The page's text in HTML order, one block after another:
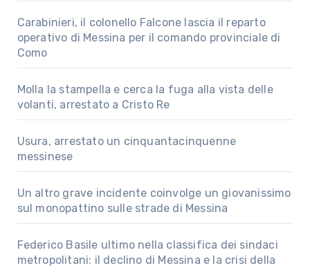
Carabinieri, il colonello Falcone lascia il reparto
operativo di Messina per il comando provinciale di
Como
Molla la stampella e cerca la fuga alla vista delle
volanti, arrestato a Cristo Re
Usura, arrestato un cinquantacinquenne
messinese
Un altro grave incidente coinvolge un giovanissimo
sul monopattino sulle strade di Messina
Federico Basile ultimo nella classifica dei sindaci
metropolitani: il declino di Messina e la crisi della